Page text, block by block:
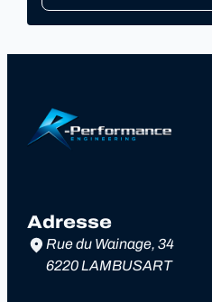
Adresse
Rue du Wainage, 34
6220 LAMBUSART